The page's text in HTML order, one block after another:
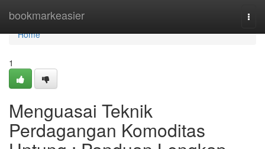
bookmarkeasier
Home
Home
1
Menguasai Teknik
Perdagangan Komoditas